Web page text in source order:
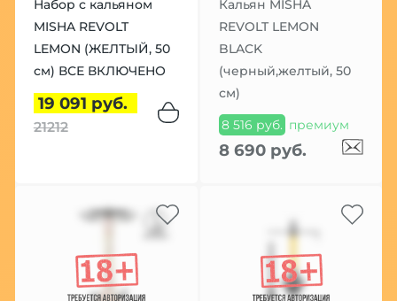
Набор с кальяном
MISHA REVOLT
LEMON (ЖЕЛТЫЙ, 50
см) ВСЕ ВКЛЮЧЕНО
19 091 руб.
21212
Кальян MISHA
REVOLT LEMON
BLACK
(черный,желтый, 50
см)
8 516 руб. премиум
8 690 руб.